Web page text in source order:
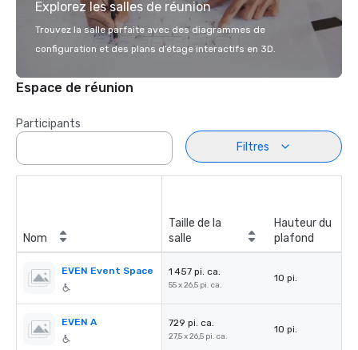
Explorez les salles de réunion
Trouvez la salle parfaite avec des diagrammes de
configuration et des plans d’étage interactifs en 3D.
Espace de réunion
Participants
Filtres
Nom
Taille de la
salle
Hauteur du
plafond
EVEN Event Space 1 457 pi. ca.
55 x 26,5 pi. ca.
10 pi.
EVEN A 729 pi. ca.
27,5 x 26,5 pi. ca.
10 pi.